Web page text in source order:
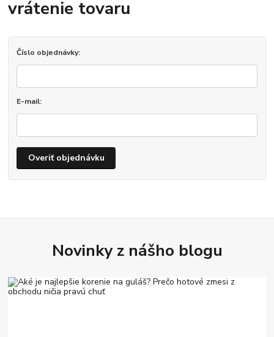
vrátenie tovaru
Číslo objednávky:
E-mail:
Overiť objednávku
Novinky z nášho blogu